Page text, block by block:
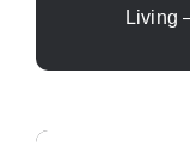
Living